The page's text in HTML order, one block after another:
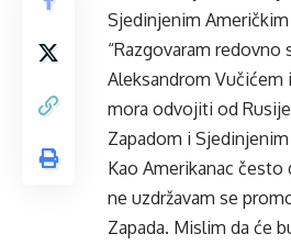
Sjedinjenim
“Razgovaram
Aleksandrom Vučićem
mora odvojiti od
Zapadom i
Kao Amerikanac
ne uzdržavam se
Zapada. Mislim da će